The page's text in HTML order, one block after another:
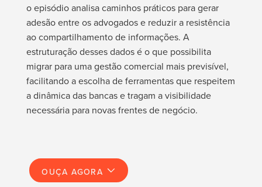
o episódio analisa caminhos práticos para gerar
adesão entre os advogados e reduzir a resistência
ao compartilhamento de informações. A
estruturação desses dados é o que possibilita
migrar para uma gestão comercial mais previsível,
facilitando a escolha de ferramentas que respeitem
a dinâmica das bancas e tragam a visibilidade
necessária para novas frentes de negócio.
OUÇA AGORA